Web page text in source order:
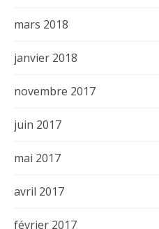
mars 2018
janvier 2018
novembre 2017
juin 2017
mai 2017
avril 2017
février 2017